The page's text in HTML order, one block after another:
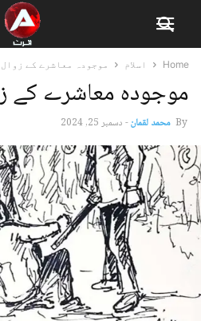
Home اسلام موجودہ معاشرے کے
موجودہ معاشرے کے
By محمد لقمان-دسمبر 25, 2024